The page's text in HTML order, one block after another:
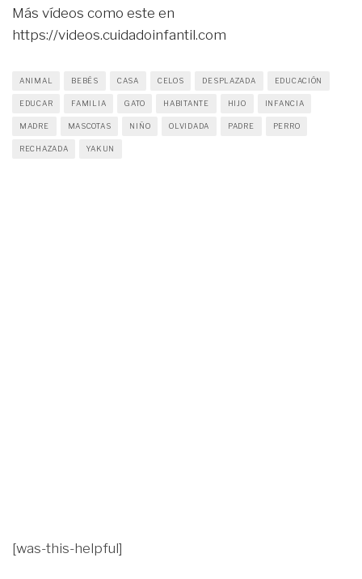
Más vídeos como este en
https://videos.cuidadoinfantil.com
ANIMAL BEBÉS CASA CELOS DESPLAZADA EDUCACIÓN
EDUCAR FAMILIA GATO HABITANTE HIJO INFANCIA
MADRE MASCOTAS NIÑO OLVIDADA PADRE PERRO
RECHAZADA YAKUN
[was-this-helpful]